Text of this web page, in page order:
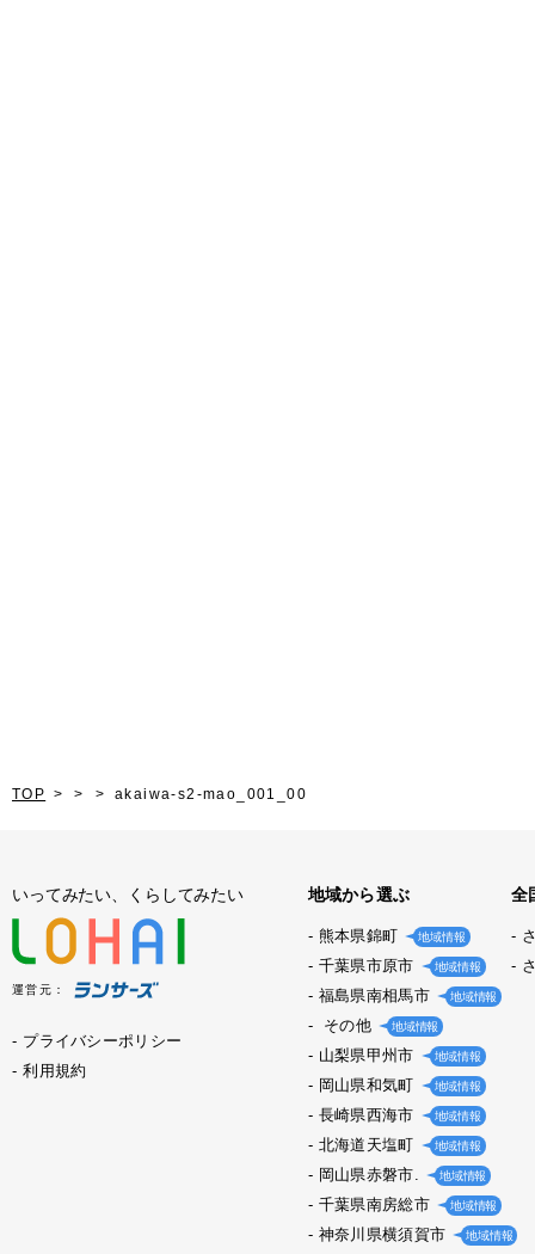
TOP akaiwa-s2-mao_001_00
いってみたい、くらしてみたい
運営元：
プライバシーポリシー
利用規約
地域から選ぶ
熊本県錦町 地域情報
千葉県市原市 地域情報
福島県南相馬市 地域情報
その他 地域情報
山梨県甲州市 地域情報
岡山県和気町 地域情報
長崎県西海市 地域情報
北海道天塩町 地域情報
岡山県赤磐市. 地域情報
千葉県南房総市 地域情報
神奈川県横須賀市 地域情報
全